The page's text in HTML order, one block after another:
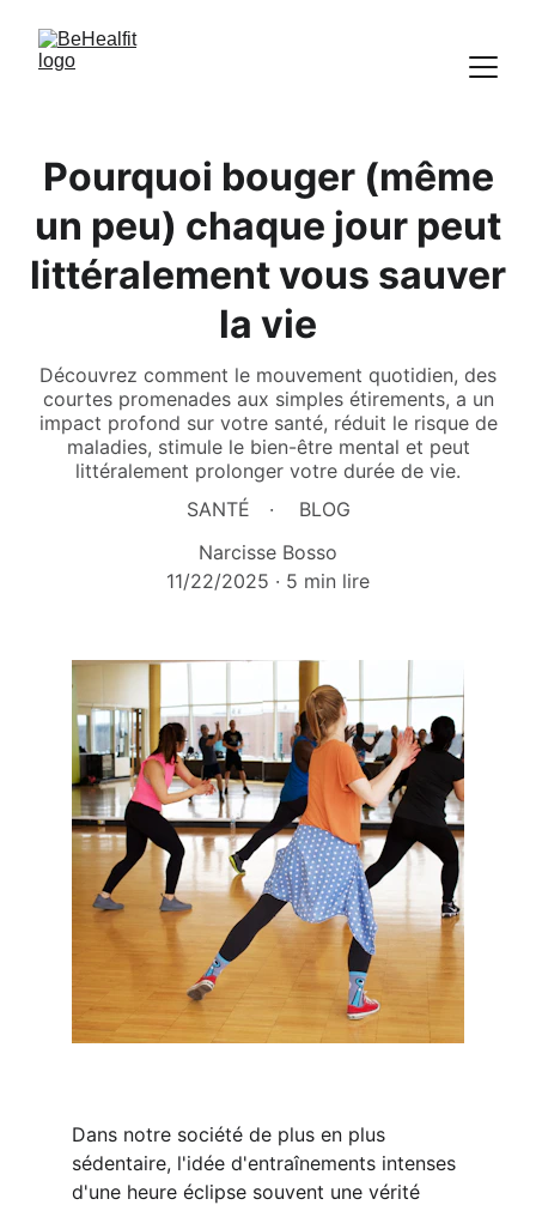
Pourquoi bouger (même
un peu) chaque jour peut
littéralement vous sauver
la vie
Découvrez comment le mouvement quotidien, des
courtes promenades aux simples étirements, a un
impact profond sur votre santé, réduit le risque de
maladies, stimule le bien-être mental et peut
littéralement prolonger votre durée de vie.
SANTÉ
BLOG
Narcisse Bosso
11/22/2025
5 min lire
Dans notre société de plus en plus
sédentaire, l'idée d'entraînements intenses
d'une heure éclipse souvent une vérité